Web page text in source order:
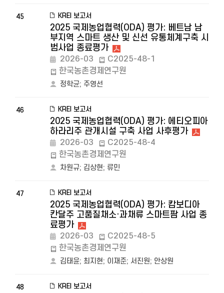
45 KREI 보고서
2025 국제농업협력(ODA) 평가: 베트남 남
부지역 스마트 생산 및 신선 유통체계구축 시
범사업 종료평가
2026-03
C2025-48-1
한국농촌경제연구원
정학균; 주영선
46 KREI 보고서
2025 국제농업협력(ODA) 평가: 에티오피아
하라리주 관개시설 구축 사업 사후평가
2026-03
C2025-48-4
한국농촌경제연구원
차원규; 김상현; 류민
47 KREI 보고서
2025 국제농업협력(ODA) 평가: 캄보디아
칸달주 고품질채소·과채류 스마트팜 사업 종
료평가
2026-03
C2025-48-5
한국농촌경제연구원
김태윤; 최지현; 이재준; 서진원; 안상원
48 KREI 보고서